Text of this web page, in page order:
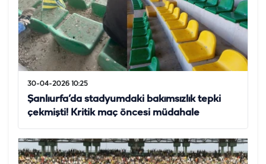
30-04-2026 10:25
Şanlıurfa’da stadyumdaki bakımsızlık tepki
çekmişti! Kritik maç öncesi müdahale